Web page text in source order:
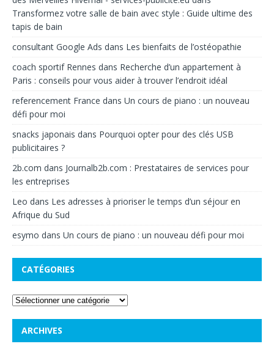
Transformez votre salle de bain avec style : Guide ultime des
tapis de bain
consultant Google Ads dans Les bienfaits de l’ostéopathie
coach sportif Rennes dans Recherche d’un appartement à
Paris : conseils pour vous aider à trouver l’endroit idéal
referencement France dans Un cours de piano : un nouveau
défi pour moi
snacks japonais dans Pourquoi opter pour des clés USB
publicitaires ?
2b.com dans Journalb2b.com : Prestataires de services pour
les entreprises
Leo dans Les adresses à prioriser le temps d’un séjour en
Afrique du Sud
esymo dans Un cours de piano : un nouveau défi pour moi
CATÉGORIES
ARCHIVES